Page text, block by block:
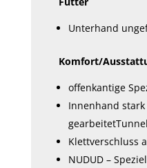
Unterhand
Komfort/
offenkantige
Innenhand
Klettverschluss
NUDUD –